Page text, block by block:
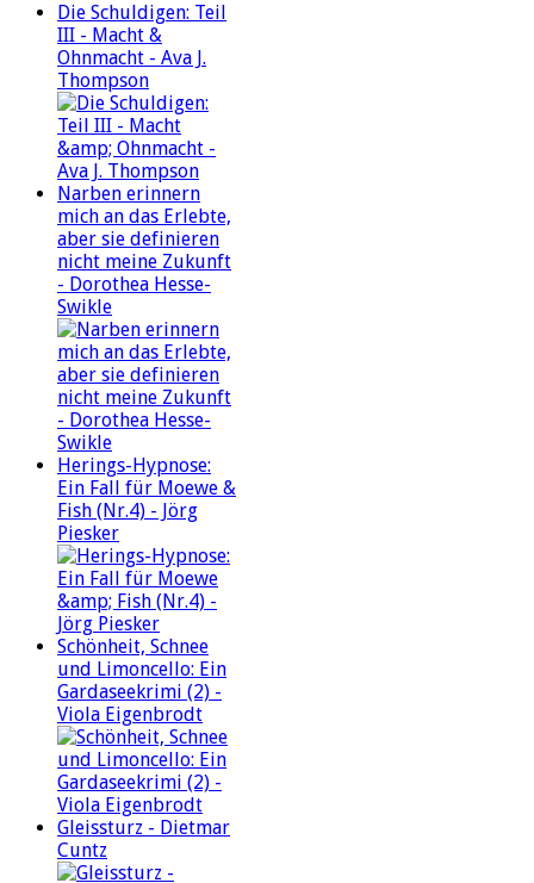
Die Schuldigen: Teil
III - Macht &
Ohnmacht - Ava J.
Thompson
Narben erinnern
mich an das Erlebte,
aber sie definieren
nicht meine Zukunft
- Dorothea Hesse-
Swikle
Herings-Hypnose:
Ein Fall für Moewe &
Fish (Nr.4) - Jörg
Piesker
Schönheit, Schnee
und Limoncello: Ein
Gardaseekrimi (2) -
Viola Eigenbrodt
Gleissturz - Dietmar
Cuntz